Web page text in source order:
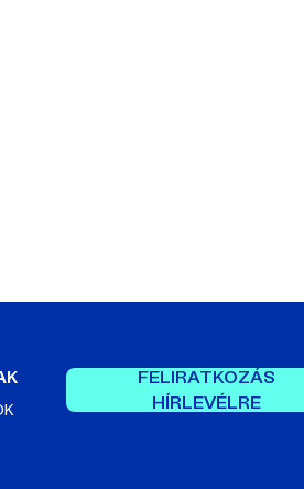
FELIRATKOZÁS
HÍRLEVÉLRE